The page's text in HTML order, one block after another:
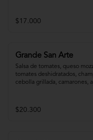
$17.000
Grande San Arte
Salsa de tomates, queso
tomates deshidratados,
cebolla grillada, camarones,
$20.300